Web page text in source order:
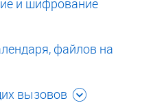
и шифрование
файлов на
вызовов